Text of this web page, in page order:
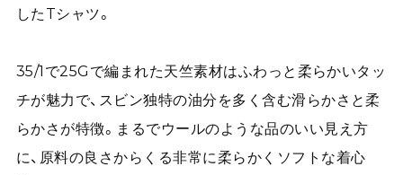
したTシャツ。
35/1で25Gで編まれた天竺素材はふわっと柔らかいタッ
チが魅力で、スビン独特の油分を多く含む滑らかさと柔
らかさが特徴。まるでウールのような品のいい見え方
に、原料の良さからくる非常に柔らかくソフトな着心